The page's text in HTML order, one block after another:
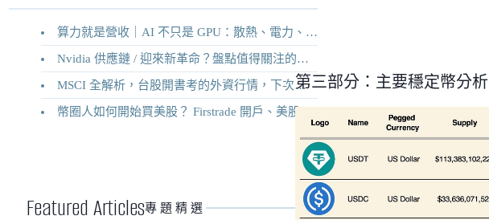
算力就是營收｜AI 不只是 GPU：散熱、電力、機械結構與台股供應鏈
Nvidia 供應鏈 / 迎來新革命？盤點值得關注的二十家供應鏈企業
MSCI 全解析，台股開書考的外資行情，下次調整你準備好了嗎？
幣圈人如何開始買美股？ Firstrade 開戶、美股交易機制完整教學
Featured Articles專題精選
第三部分：主要穩定幣分析